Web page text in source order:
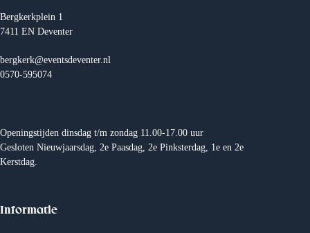
Bergkerkplein 1
7411 EN Deventer
bergkerk@eventsdeventer.nl
0570-595074
Openingstijden dinsdag t/m zondag 11.00-17.00 uur
Gesloten Nieuwjaarsdag, 2e Paasdag, 2e Pinksterdag, 1e en 2e
Kerstdag.
Informatie